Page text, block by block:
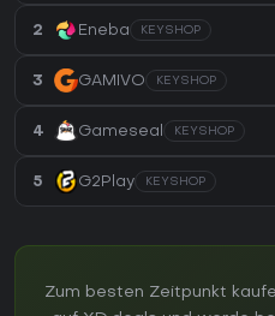
2 Eneba KEYSHOP
3 GAMIVO KEYSHOP
4 Gameseal KEYSHOP
5 G2Play KEYSHOP
Zum besten Zeitpunkt